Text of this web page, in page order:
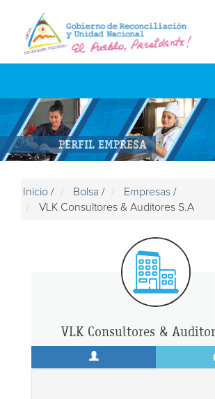
PERFIL EMPRESA
Inicio / Bolsa / Empresas /
VLK Consultores & Auditores S.A
VLK Consultores &